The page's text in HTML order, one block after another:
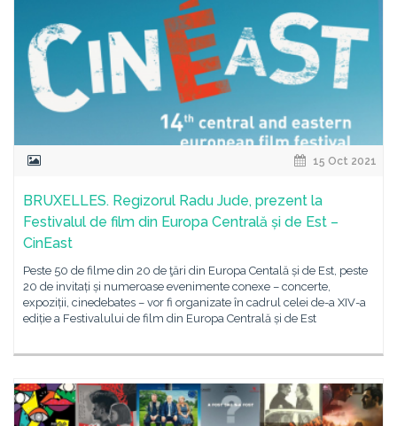
15 Oct 2021
BRUXELLES. Regizorul Radu Jude, prezent la
Festivalul de film din Europa Centrală și de Est –
CinEast
Peste 50 de filme din 20 de ţări din Europa Centală și de Est, peste
20 de invitați și numeroase evenimente conexe – concerte,
expoziții, cinedebates – vor fi organizate în cadrul celei de-a XIV-a
ediție a Festivalului de film din Europa Centrală și de Est